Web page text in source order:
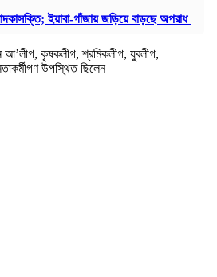
ইয়াবা-গাঁজায় জড়িয়ে বাড়ছে অপরাধ
কৃষকলীগ, শ্রমিকলীগ, যুবলীগ,
উপস্থিত ছিলেন